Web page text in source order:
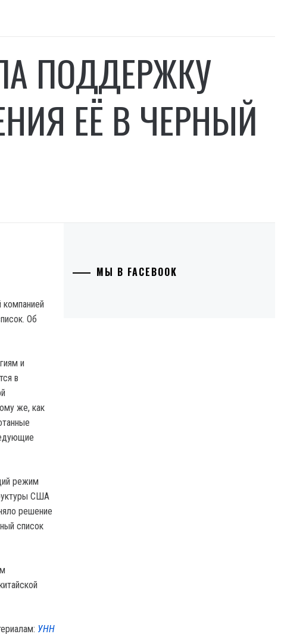
ПОДДЕРЖКУ
ЕЁ В ЧЕРНЫЙ
компанией
Об
и
в
же, как
режим
США
решение
список
УНН
МЫ В FACEBOOK